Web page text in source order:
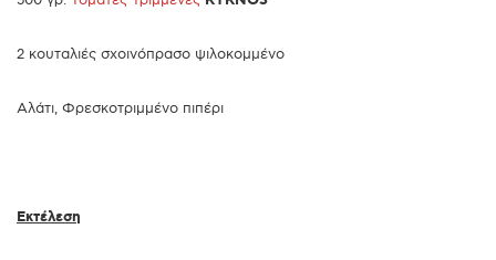
2 κουταλιές σχοινόπρασο ψιλοκομμένο
Αλάτι, Φρεσκοτριμμένο πιπέρι
Εκτέλεση